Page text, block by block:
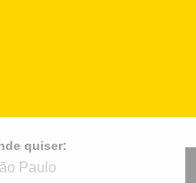
quiser: